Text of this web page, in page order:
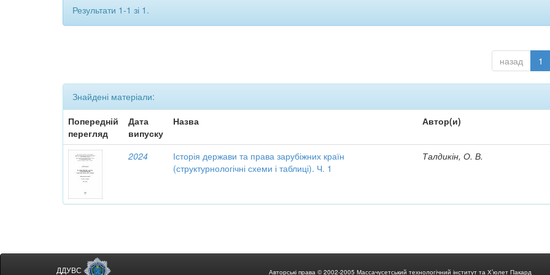
Результати 1-1 зі 1.
назад 1
Знайдені матеріали:
Попередній
перегляд
Дата
випуску
Назва Автор(и)
2024
Історія держави та права зарубіжних країн
(структурнологічні схеми і таблиці). Ч. 1
Талдикін, О. В.
ДДУВС Авторські права © 2002-2005 Массачусетський технологічний інститут та Х’юлет Пакард